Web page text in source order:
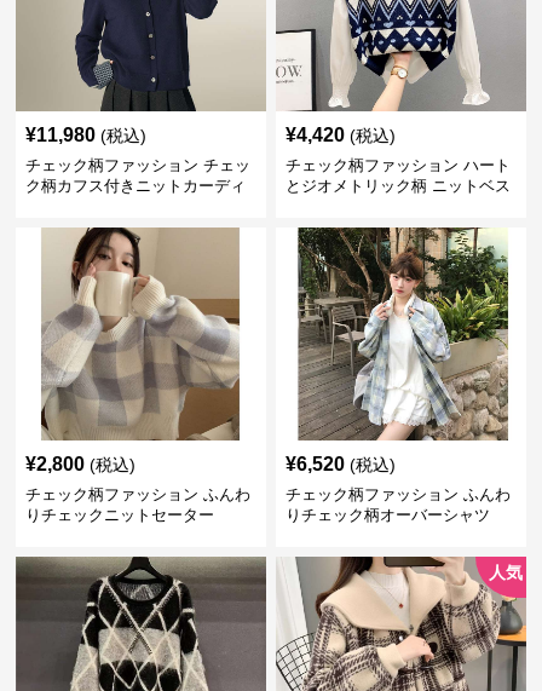
¥11,980 (税込)
チェック柄ファッション チェッ
ク柄カフス付きニットカーディ
¥4,420 (税込)
チェック柄ファッション ハート
とジオメトリック柄 ニットベス
¥2,800 (税込)
チェック柄ファッション ふんわ
りチェックニットセーター
¥6,520 (税込)
チェック柄ファッション ふんわ
りチェック柄オーバーシャツ
人気